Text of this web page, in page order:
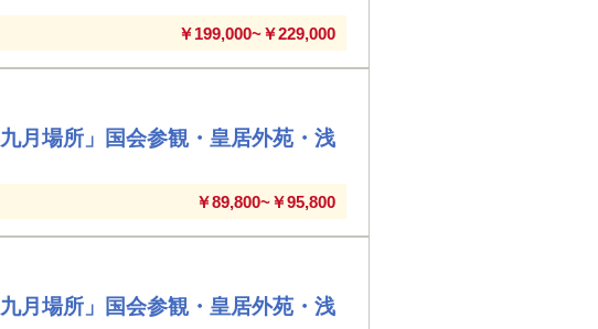
￥199,000~￥229,000
月場所」国会参観・皇居外苑・浅
￥89,800~￥95,800
月場所」国会参観・皇居外苑・浅